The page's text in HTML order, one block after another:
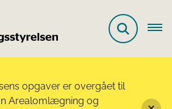
opgaver er overgået til
Arealomlægning og